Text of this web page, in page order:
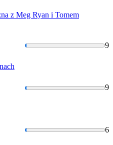
z Meg Ryan i Tomem
9
9
6